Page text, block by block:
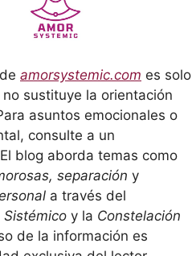
amorsystemic.com es solo
sustituye la orientación
asuntos emocionales o
consulte a un
blog aborda temas como
separación y
a través del
Sistémico y la Constelación
de la información es